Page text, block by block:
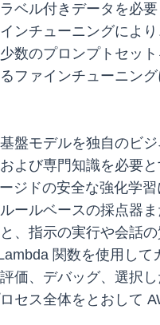
ベル付きデータを必
ンチューニングによ
数のプロンプトセッ
ファインチューニン
盤モデルを独自のビ
よび専門知識を必要
ジドの安全な強化学
ールベースの採点器
、指示の実行や会話
関数を使用し
価、デバッグ、選択
セス全体をとおして